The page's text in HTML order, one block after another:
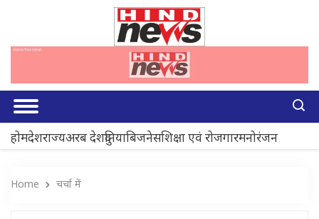
होमदेशराज्यअरब देशदुनियाबिजनेसशिक्षा एवं रोजगारमनोरंजन
Home चर्चा में